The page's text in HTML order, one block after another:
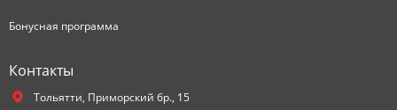
Бонусная программа
Контакты
Тольятти, Приморский бр., 15